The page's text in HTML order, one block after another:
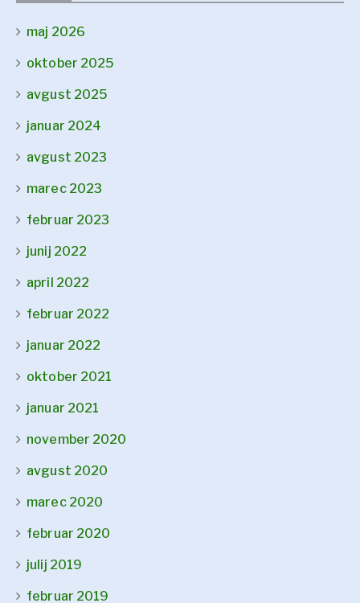
maj 2026
oktober 2025
avgust 2025
januar 2024
avgust 2023
marec 2023
februar 2023
junij 2022
april 2022
februar 2022
januar 2022
oktober 2021
januar 2021
november 2020
avgust 2020
marec 2020
februar 2020
julij 2019
februar 2019